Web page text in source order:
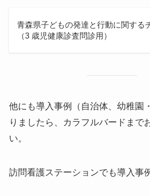
青森県子どもの発達と行動に関する
（3 歳児健康診査問診用）
他にも導入事例（自治体、幼稚園
りましたら、カラフルバードまで
い。
訪問看護ステーションでも導入事